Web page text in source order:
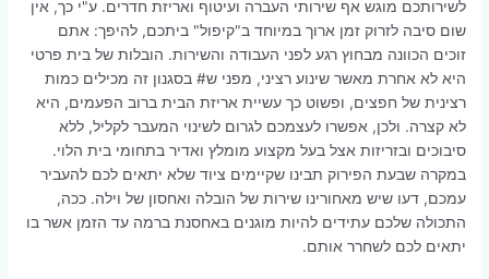
לשירותכם מוגש אף שירותי העברה ועיטוף ואריזת חדרים. ע"י כך, אין
שום סיבה לזרוק זמן ארוך במיוחד ב"קיפול" ביתכם, להיפך: אתם
זוכים הכוונה מבחוץ רגע לפני העבודה והשירות. הובלות של בית פרטי
היא לא אחרת מאשר שינוע רציני, מפני ש# בסגנון זה מכילים כמות
רצינית של חפצים, ופשוט כך עשיית אריזת הבית ברוב הפעמים, היא
לא קצרה. ולכן, אפשרו לעצמכם לגרום לשינוי המעבר לקליל, ללא
סיבוכים ובזריזות אצל בעל מקצוע מומלץ ואדיר בתחומי בית הלוי.
במקרה שבעת הפירוק תבינו שקיימים ציוד שלא יתאים לכם להעביר
עמכם, דעו שיש מאחורינו שירות של הובלה ואחסון של וילה. ככה,
התכולה שלכם עתידים להיות מוגנים באחסנת ברמה עד הזמן אשר בו
יתאים לכם לשחרר אותם.